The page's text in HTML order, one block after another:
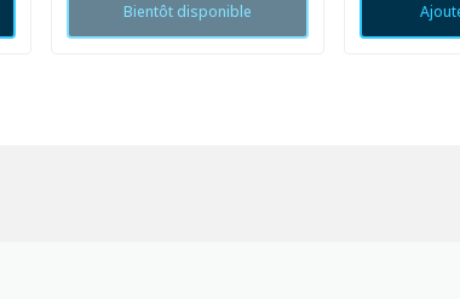
Bientôt disponible